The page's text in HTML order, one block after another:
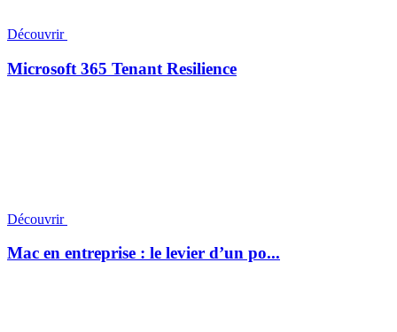
Découvrir
Microsoft 365 Tenant Resilience
Découvrir
Mac en entreprise : le levier d’un po...